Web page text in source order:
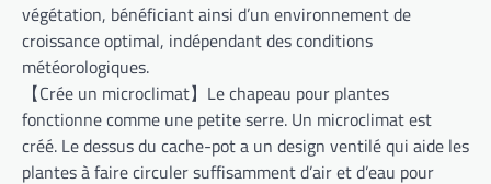
végétation, bénéficiant ainsi d’un environnement de
croissance optimal, indépendant des conditions
météorologiques.
【Crée un microclimat】Le chapeau pour plantes
fonctionne comme une petite serre. Un microclimat est
créé. Le dessus du cache-pot a un design ventilé qui aide les
plantes à faire circuler suffisamment d’air et d’eau pour